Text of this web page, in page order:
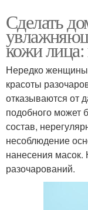
Сделать
кожи
Нередко
красоты
отказываются от
подобного может
состав,
несоблюдение
нанесения
разочарований.